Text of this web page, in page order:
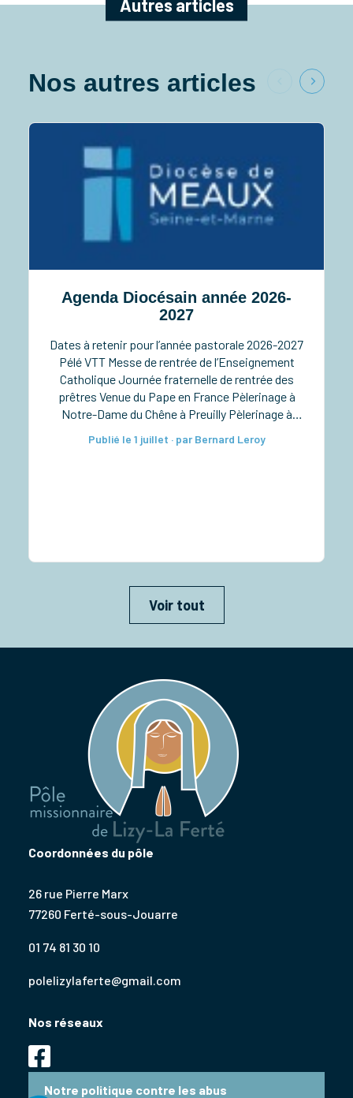
Autres articles
Nos autres articles
Agenda Diocésain année 2026-
2027
Dates à retenir pour l’année pastorale 2026-2027
Pélé VTT Messe de rentrée de l’Enseignement
Catholique Journée fraternelle de rentrée des
prêtres Venue du Pape en France Pèlerinage à
Notre-Dame du Chêne à Preuilly Pèlerinage à
diaconales à la cathédrale Taizé pour les lycéens
Publié le 1 juillet · par Bernard Leroy
Voir tout
Coordonnées du pôle
26 rue Pierre Marx
77260 Ferté-sous-Jouarre
01 74 81 30 10
polelizylaferte@gmail.com
Nos réseaux
Notre politique contre les abus